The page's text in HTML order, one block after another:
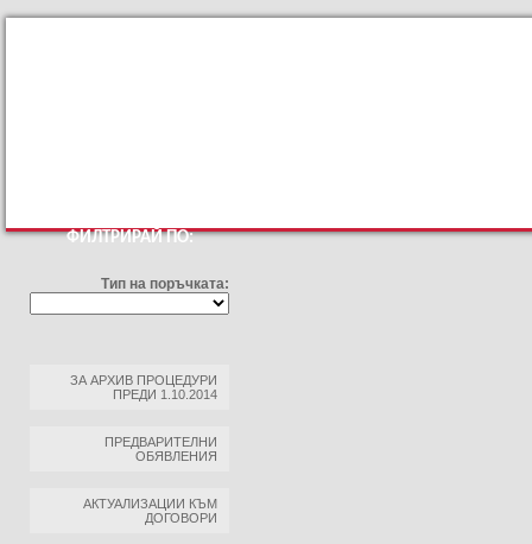
ФИЛТРИРАЙ ПО:
Тип на поръчката:
ЗА АРХИВ ПРОЦЕДУРИ
ПРЕДИ 1.10.2014
ПРЕДВАРИТЕЛНИ
ОБЯВЛЕНИЯ
АКТУАЛИЗАЦИИ КЪМ
ДОГОВОРИ